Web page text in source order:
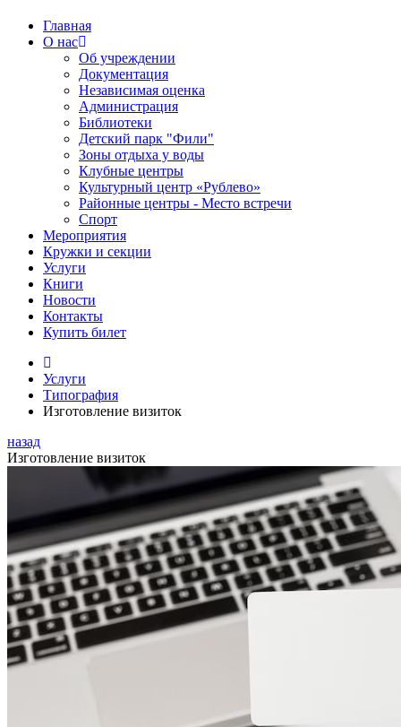
Главная
О нас
Об учреждении
Документация
Независимая оценка
Администрация
Библиотеки
Детский парк "Фили"
Зоны отдыха у воды
Клубные центры
Культурный центр «Рублево»
Районные центры - Место встречи
Спорт
Мероприятия
Кружки и секции
Услуги
Книги
Новости
Контакты
Купить билет
Услуги
Типография
Изготовление визиток
назад
Изготовление визиток